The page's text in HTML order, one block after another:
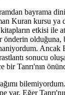
bayrama
Kuran kursu ya
etkisi ile
önderin
sonucu
bir Tanrı'nın
var. Eğer